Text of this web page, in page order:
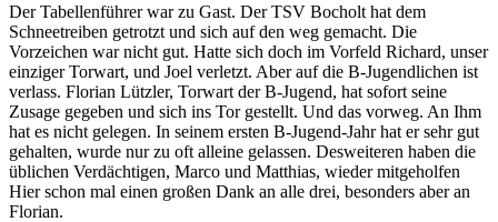
Der Tabellenführer war zu Gast. Der TSV Bocholt hat dem
Schneetreiben getrotzt und sich auf den weg gemacht. Die
Vorzeichen war nicht gut. Hatte sich doch im Vorfeld Richard, unser
einziger Torwart, und Joel verletzt. Aber auf die B-Jugendlichen ist
verlass. Florian Lützler, Torwart der B-Jugend, hat sofort seine
Zusage gegeben und sich ins Tor gestellt. Und das vorweg. An Ihm
hat es nicht gelegen. In seinem ersten B-Jugend-Jahr hat er sehr gut
gehalten, wurde nur zu oft alleine gelassen. Desweiteren haben die
üblichen Verdächtigen, Marco und Matthias, wieder mitgeholfen
Hier schon mal einen großen Dank an alle drei, besonders aber an
Florian.